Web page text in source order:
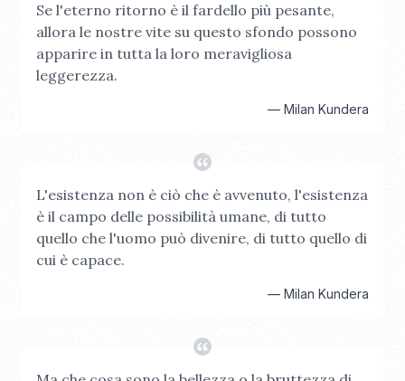
Se l'eterno ritorno è il fardello più pesante,
allora le nostre vite su questo sfondo possono
apparire in tutta la loro meravigliosa
leggerezza.
— Milan Kundera
L'esistenza non è ciò che è avvenuto, l'esistenza
è il campo delle possibilità umane, di tutto
quello che l'uomo può divenire, di tutto quello di
cui è capace.
— Milan Kundera